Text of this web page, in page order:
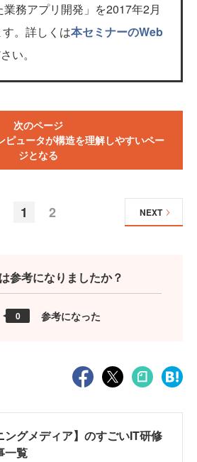
務アプリ開発」を2017年2月
。詳しくは本セミナーのWeb
い。
次のページ
ピュータが構造を理解しやすいペー
ジとなる
1 2 NEXT
参考になりましたか？
0 参考になった
ングメディア】のすごいIT研修
一覧